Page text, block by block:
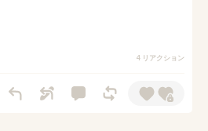
4 リアクション